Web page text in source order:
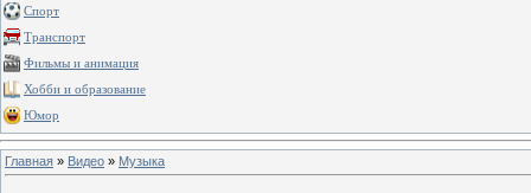
Спорт
Транспорт
Фильмы и анимация
Хобби и образование
Юмор
Главная » Видео » Музыка